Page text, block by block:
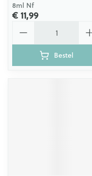
8ml Nf
€ 11,99
Bestel